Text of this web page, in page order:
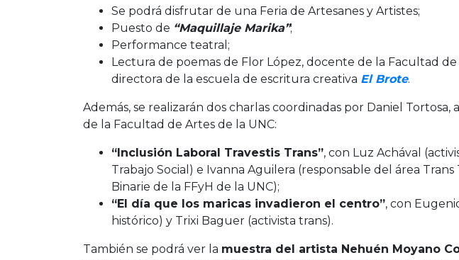
Se podrá disfrutar de una Feria de Artesanes y Artistes;
Puesto de “Maquillaje Marika”;
Performance teatral;
Lectura de poemas de Flor López, docente de la Facultad de
directora de la escuela de escritura creativa El Brote.
Además, se realizarán dos charlas coordinadas por Daniel Tortosa,
de la Facultad de Artes de la UNC:
“Inclusión Laboral Travestis Trans”, con Luz Achával
Trabajo Social) e Ivanna Aguilera (responsable del área Trans
Binarie de la FFyH de la UNC);
“El día que los maricas invadieron el centro”, con
histórico) y Trixi Baguer (activista trans).
También se podrá ver la muestra del artista Nehuén Moyano